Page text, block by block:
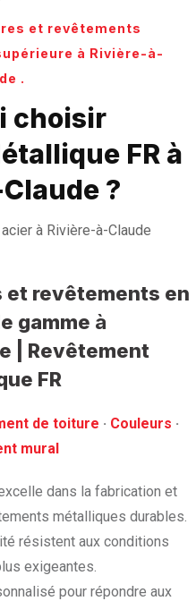
et revêtements
à Rivière-à-
.
choisir
FR à
?
à Rivière-à-Claude
et revêtements en
gamme à
| Revêtement
FR
de toiture · ‎ Couleurs ·
mural
dans la fabrication et
métalliques durables.
résistent aux conditions
exigeantes.
pour répondre aux